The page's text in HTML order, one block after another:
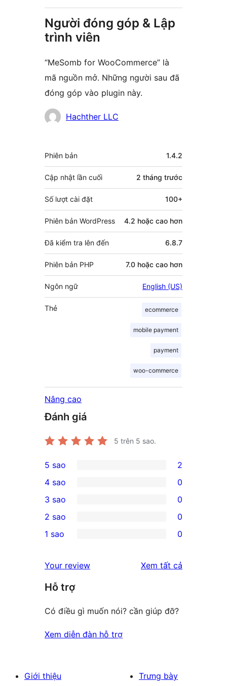
Người đóng góp & Lập
trình viên
“MeSomb for WooCommerce” là
mã nguồn mở. Những người sau đã
đóng góp vào plugin này.
Những
góp
Hachther LLC
Meta
Phiên bản 1.4.2
Cập nhật lần cuối 2 tháng trước
Số lượt cài đặt 100+
Phiên bản WordPress 4.2 hoặc cao hơn
Đã kiểm tra lên đến 6.8.7
Phiên bản PHP 7.0 hoặc cao hơn
Ngôn ngữ English (US)
Thẻ ecommerce
mobile payment
payment
woo-commerce
Nâng cao
Đánh giá
5 trên 5 sao.
2
5-
star
reviews
5 sao 2
4-
star
reviews
4 sao 0
0
3-
star
3 sao 0
2-
reviews
2 sao 0
star
reviews
1 sao 0
Your review Xem tất cả
Hỗ trợ
Có điều gì muốn nói? cần giúp đỡ?
Xem diễn đàn hỗ trợ
Giới thiệu
Trưng bày